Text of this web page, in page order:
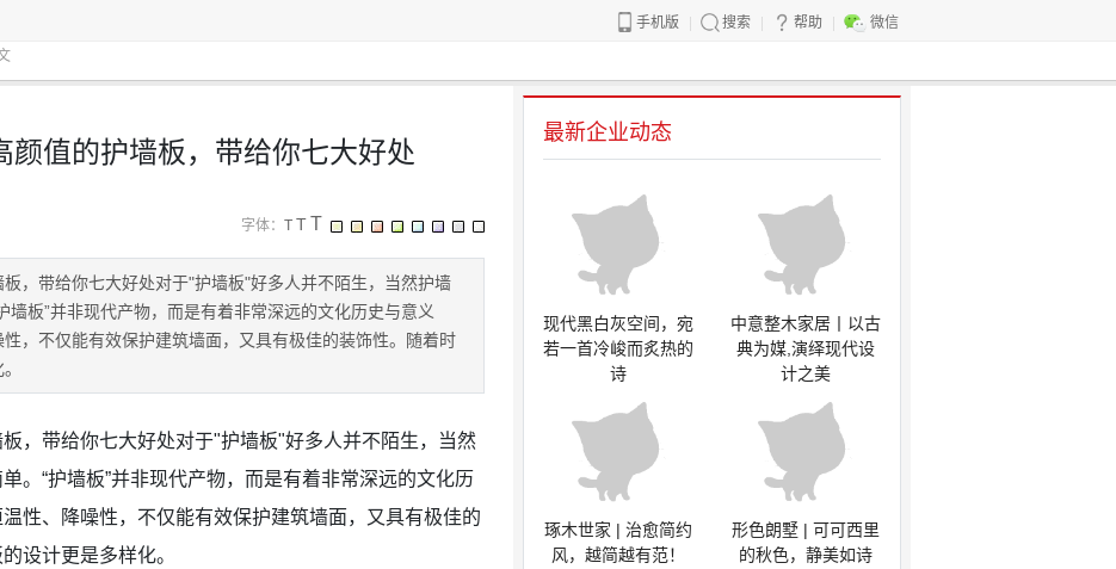
手机版 搜索 帮助 微信
颜值的护墙板，带给你七大好处
字体： T T T
，带给你七大好处对于"护墙板"好多人并不陌生，当然护墙
墙板”并非现代产物，而是有着非常深远的文化历史与意义
，不仅能有效保护建筑墙面，又具有极佳的装饰性。随着时
板，带给你七大好处对于"护墙板"好多人并不陌生，当然
。“护墙板”并非现代产物，而是有着非常深远的文化历
性、降噪性，不仅能有效保护建筑墙面，又具有极佳的
设计更是多样化。
最新企业动态
现代黑白灰空间，宛
若一首冷峻而炙热的
诗
中意整木家居丨以古
典为媒,演绎现代设
计之美
琢木世家 | 治愈简约
风，越简越有范！
形色朗墅 | 可可西里
的秋色，静美如诗